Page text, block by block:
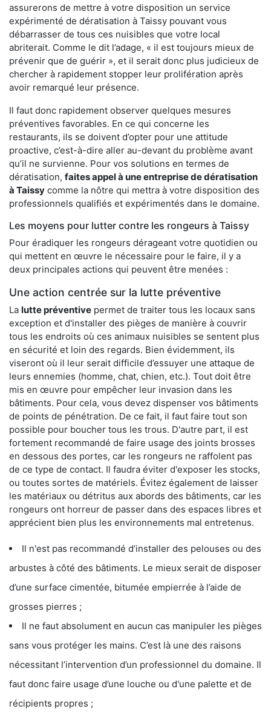
assurerons de mettre à votre disposition un service
expérimenté de dératisation à Taissy pouvant vous
débarrasser de tous ces nuisibles que votre local
abriterait. Comme le dit l’adage, « il est toujours mieux de
prévenir que de guérir », et il serait donc plus judicieux de
chercher à rapidement stopper leur prolifération après
avoir remarqué leur présence.
Il faut donc rapidement observer quelques mesures
préventives favorables. En ce qui concerne les
restaurants, ils se doivent d’opter pour une attitude
proactive, c’est-à-dire aller au-devant du problème avant
qu’il ne survienne. Pour vos solutions en termes de
dératisation, faites appel à une entreprise de dératisation
à Taissy comme la nôtre qui mettra à votre disposition des
professionnels qualifiés et expérimentés dans le domaine.
Les moyens pour lutter contre les rongeurs à Taissy
Pour éradiquer les rongeurs dérageant votre quotidien ou
qui mettent en œuvre le nécessaire pour le faire, il y a
deux principales actions qui peuvent être menées :
Une action centrée sur la lutte préventive
La lutte préventive permet de traiter tous les locaux sans
exception et d'installer des pièges de manière à couvrir
tous les endroits où ces animaux nuisibles se sentent plus
en sécurité et loin des regards. Bien évidemment, ils
viseront où il leur serait difficile d’essuyer une attaque de
leurs ennemies (homme, chat, chien, etc.). Tout doit être
mis en œuvre pour empêcher leur invasion dans les
bâtiments. Pour cela, vous devez dispenser vos bâtiments
de points de pénétration. De ce fait, il faut faire tout son
possible pour boucher tous les trous. D'autre part, il est
fortement recommandé de faire usage des joints brosses
en dessous des portes, car les rongeurs ne raffolent pas
de ce type de contact. Il faudra éviter d'exposer les stocks,
ou toutes sortes de matériels. Évitez également de laisser
les matériaux ou détritus aux abords des bâtiments, car les
rongeurs ont horreur de passer dans des espaces libres et
apprécient bien plus les environnements mal entretenus.
Il n'est pas recommandé d’installer des pelouses ou des
arbustes à côté des bâtiments. Le mieux serait de disposer
d’une surface cimentée, bitumée empierrée à l’aide de
grosses pierres ;
Il ne faut absolument en aucun cas manipuler les pièges
sans vous protéger les mains. C’est là une des raisons
nécessitant l’intervention d’un professionnel du domaine. Il
faut donc faire usage d’une louche ou d'une palette et de
récipients propres ;